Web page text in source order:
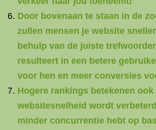
Door bovenaan te staan in de
zullen mensen je website
behulp van de juiste
resulteert in een betere
voor hen en meer conversies
Hogere rankings betekenen ook
websitesnelheid wordt
minder concurrentie hebt op